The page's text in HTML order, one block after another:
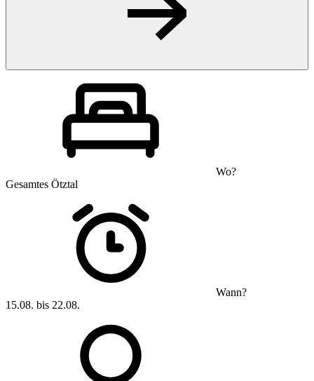
Wo?
Gesamtes Ötztal
Wann?
15.08. bis 22.08.